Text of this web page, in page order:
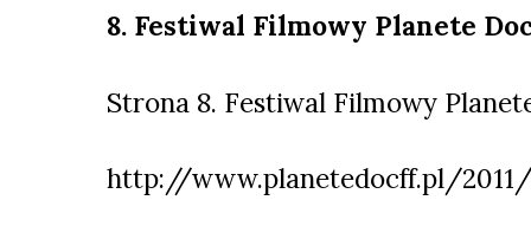
8. Festiwal Filmowy Planete
Strona 8. Festiwal Filmowy
http://www.planetedocff.pl/